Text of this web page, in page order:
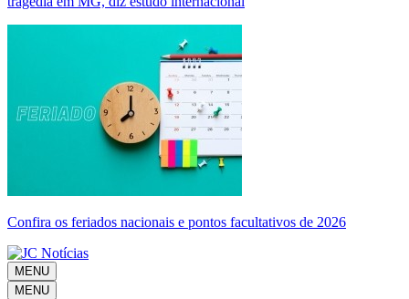
Confira os feriados nacionais e pontos facultativos de 2026
MENU
MENU